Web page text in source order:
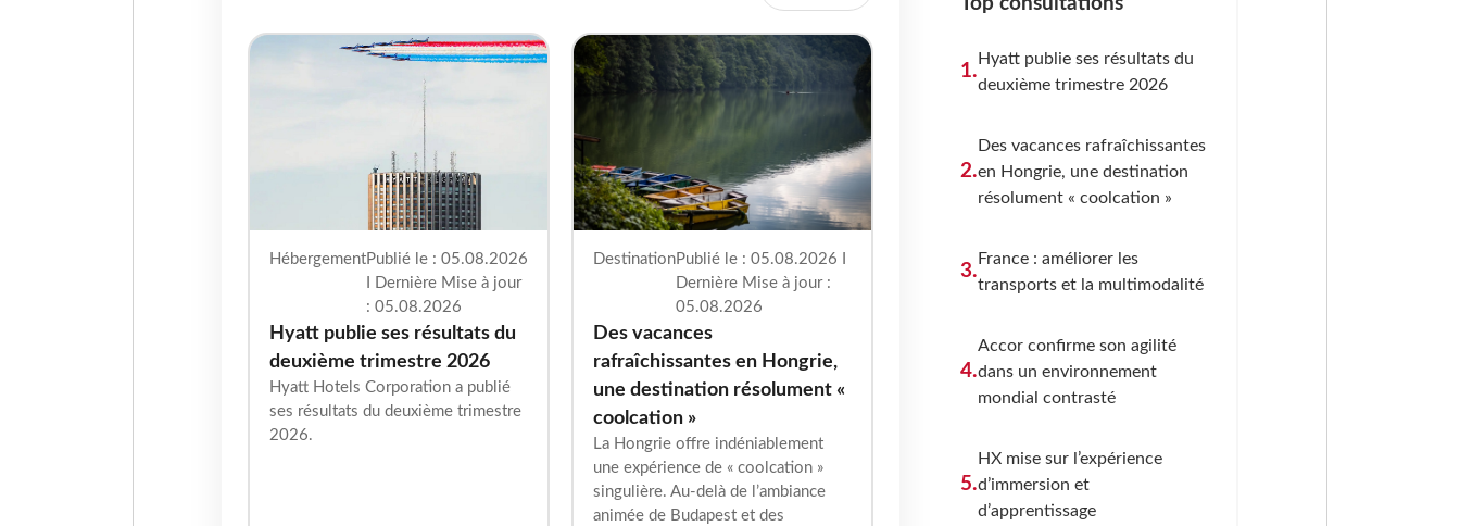
HébergementPublié le : 05.08.2026
I Dernière Mise à jour
: 05.08.2026
Hyatt publie ses résultats du
deuxième trimestre 2026
Hyatt Hotels Corporation a publié
ses résultats du deuxième trimestre
2026.
DestinationPublié le : 05.08.2026 I
Dernière Mise à jour :
05.08.2026
Des vacances
rafraîchissantes en Hongrie,
une destination résolument «
coolcation »
La Hongrie offre indéniablement
une expérience de « coolcation »
singulière. Au-delà de l’ambiance
animée de Budapest et des
1.
Hyatt publie ses résultats du
deuxième trimestre 2026
2.
Des vacances rafraîchissantes
en Hongrie, une destination
résolument « coolcation »
3.
France : améliorer les
transports et la multimodalité
4.
Accor confirme son agilité
dans un environnement
mondial contrasté
5.
HX mise sur l’expérience
d’immersion et
d’apprentissage